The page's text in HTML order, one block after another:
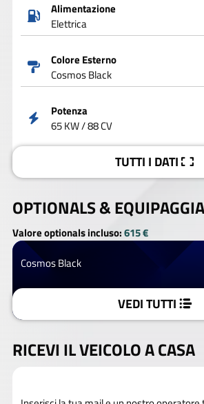
Alimentazione
Elettrica
Colore Esterno
Cosmos Black
Potenza
65 KW / 88 CV
TUTTI I DATI
OPTIONALS &
Valore optionals incluso:615 €
Cosmos Black
VEDI TUTTI
RICEVI IL VEICOLO A CASA